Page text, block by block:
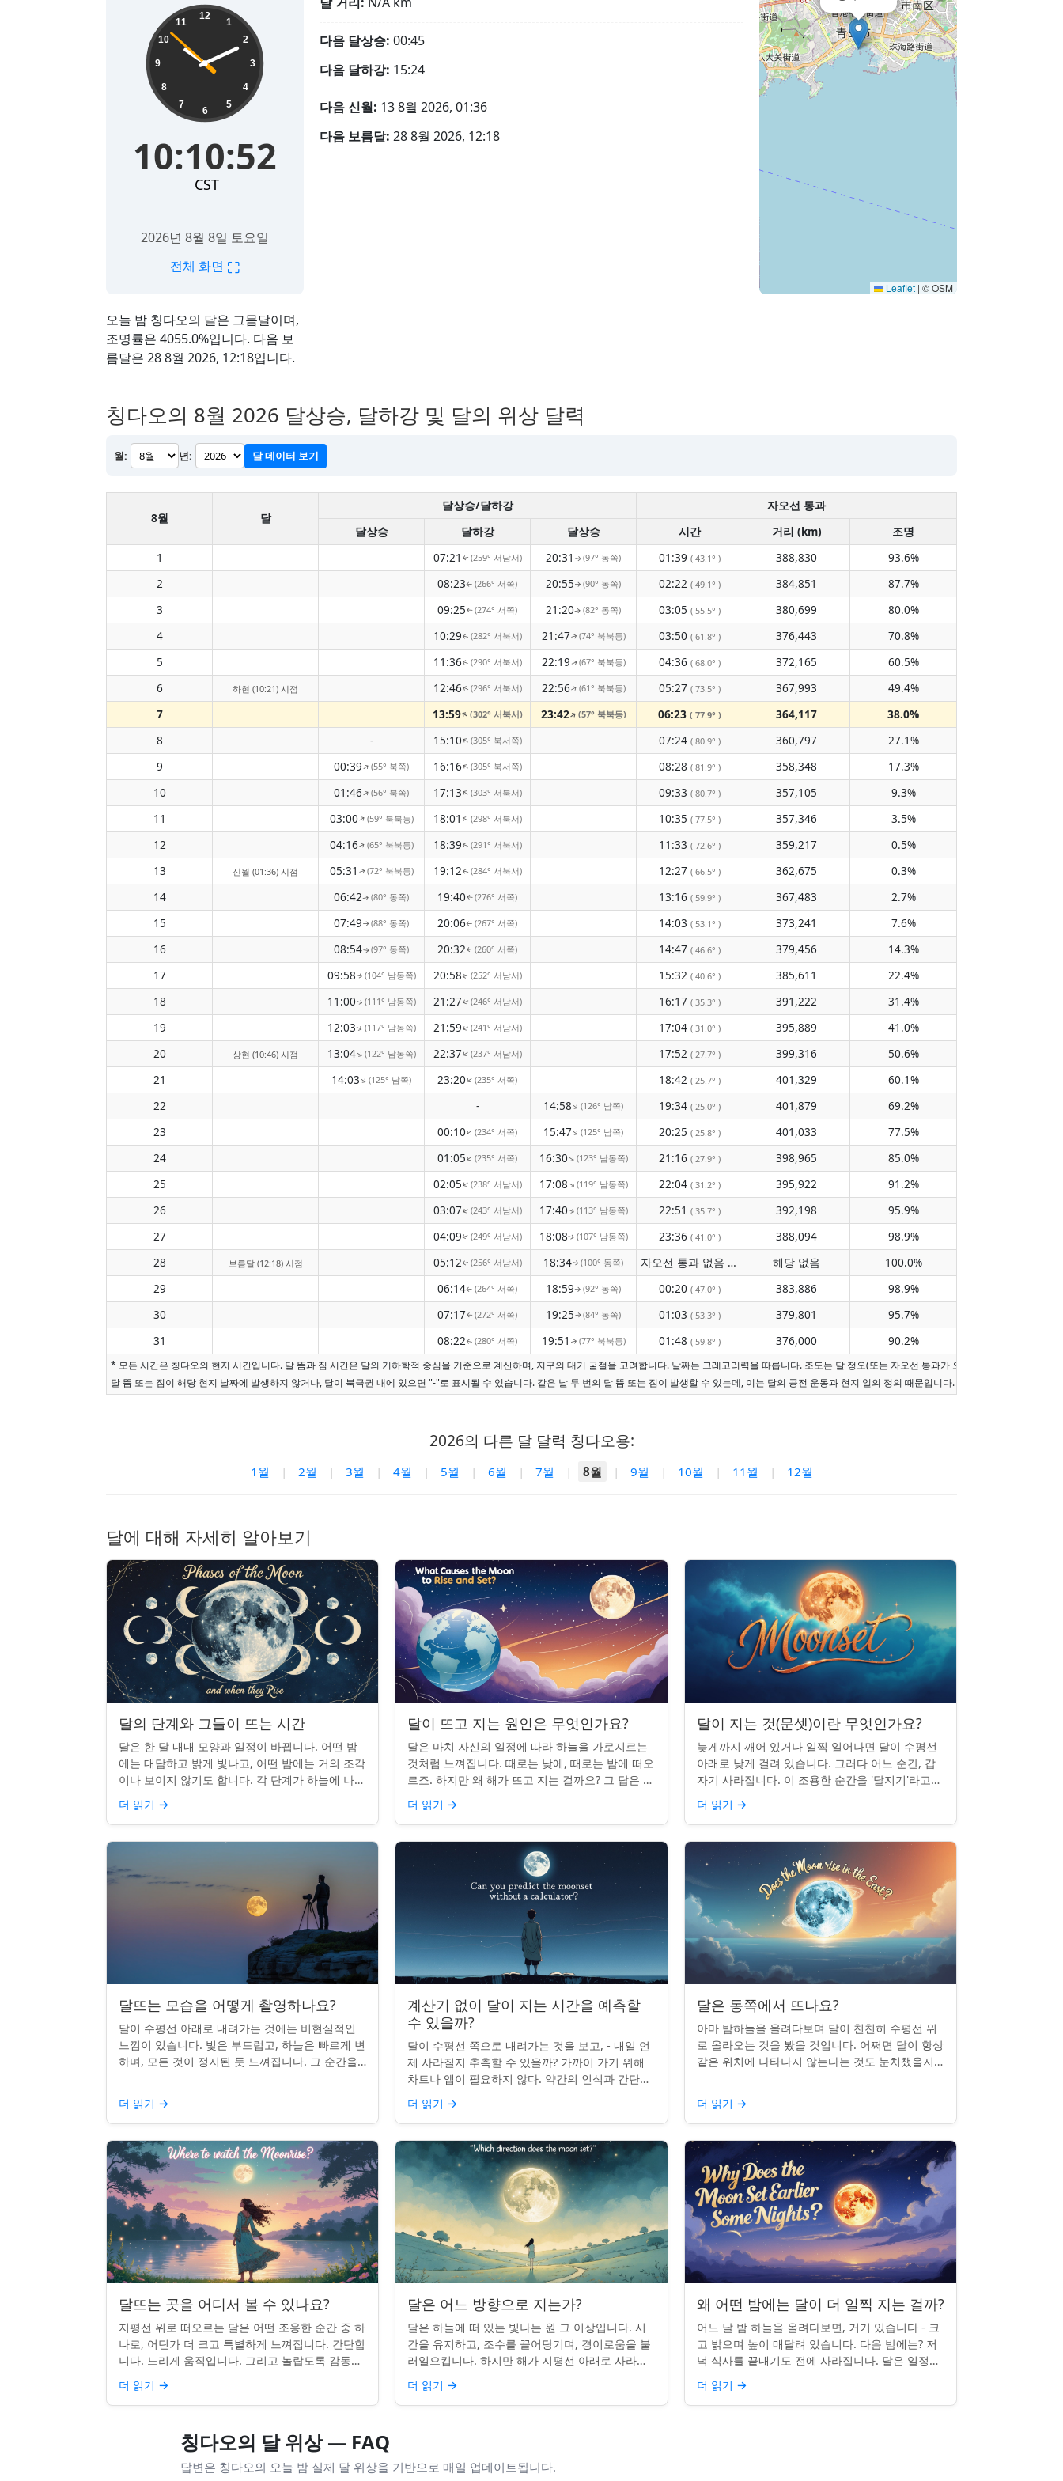
오늘 밤 칭다오의 달은 그믐달이며,
조명률은 4055.0%입니다. 다음 보
름달은 28 8월 2026, 12:18입니다.
10:10:54 12
1
2
3
4
5
6
7
8
9
10
11
10:10:54
CST
2026년 8월 8일 토요일
전체 화면 ⛶
다음 달상승: 00:45
다음 달하강: 15:24
다음 신월: 13 8월 2026, 01:36
다음 보름달: 28 8월 2026, 12:18
Leaflet | © OSM
칭다오의 8월 2026 달상승, 달하강 및 달의 위상 달력
월: 년: 달 데이터 보기
8월 달
달상승/달하강
자오선 통과
달상승
달하강 달상승 시간 거리 (km)
조명
1
07:21 ↑(259° 서남서) 20:31 ↑(97° 동쪽) 01:39 ( 43.1° ) 388,830
93.6%
2
08:23↑(266° 서쪽) 20:55↑ (90° 동쪽) 02:22 ( 49.1° ) 384,851
87.7%
3
09:25↑(274° 서쪽) 21:20↑(82° 동쪽) 03:05 ( 55.5° ) 380,699
80.0%
4
10:29↑(282° 서북서) 21:47↑(74° 북북동) 03:50 ( 61.8° ) 376,443
70.8%
5
11:36↑(290° 서북서) 22:19↑(67° 북북동) 04:36 ( 68.0° ) 372,165
60.5%
6
하현 (10:21) 시점 12:46↑(296° 서북서) 22:56↑(61° 북북동) 05:27 ( 73.5° ) 367,993
49.4%
7
13:59↑(302° 서북서) 23:42↑(57° 북북동) 06:23 ( 77.9° ) 364,117
38.0%
8
- 15:10↑(305° 북서쪽) 07:24 ( 80.9° ) 360,797
27.1%
9
00:39↑(55° 북쪽) 16:16↑(305° 북서쪽) 08:28 ( 81.9° ) 358,348
17.3%
10
01:46↑(56° 북쪽) 17:13↑(303° 서북서) 09:33 ( 80.7° ) 357,105
9.3%
11
03:00↑(59° 북북동) 18:01 ↑(298° 서북서) 10:35 ( 77.5° ) 357,346
3.5%
12
04:16↑(65° 북북동) 18:39↑(291° 서북서) 11:33 ( 72.6° ) 359,217
0.5%
13
신월 (01:36) 시점 05:31 ↑(72° 북북동) 19:12↑(284° 서북서) 12:27 ( 66.5° ) 362,675
0.3%
14
06:42↑(80° 동쪽) 19:40↑(276° 서쪽) 13:16 ( 59.9° ) 367,483
2.7%
15
07:49↑(88° 동쪽) 20:06↑(267° 서쪽) 14:03 ( 53.1° ) 373,241
7.6%
16
08:54↑(97° 동쪽) 20:32↑(260° 서쪽) 14:47 ( 46.6° ) 379,456
14.3%
17
09:58↑(104° 남동쪽) 20:58↑(252° 서남서) 15:32 ( 40.6° ) 385,611
22.4%
18
11:00↑(111° 남동쪽) 21:27↑(246° 서남서) 16:17 ( 35.3° ) 391,222
31.4%
19
12:03↑(117° 남동쪽) 21:59↑(241° 서남서) 17:04 ( 31.0° ) 395,889
41.0%
20
상현 (10:46) 시점 13:04↑(122° 남동쪽) 22:37↑(237° 서남서) 17:52 ( 27.7° ) 399,316
50.6%
21
14:03↑(125° 남쪽) 23:20↑(235° 서쪽) 18:42 ( 25.7° ) 401,329
60.1%
22
- 14:58↑(126° 남쪽) 19:34 ( 25.0° ) 401,879
69.2%
23
00:10↑(234° 서쪽) 15:47↑(125° 남쪽) 20:25 ( 25.8° ) 401,033
77.5%
24
01:05↑(235° 서쪽) 16:30↑(123° 남동쪽) 21:16 ( 27.9° ) 398,965
85.0%
25
02:05↑(238° 서남서) 17:08↑(119° 남동쪽) 22:04 ( 31.2° ) 395,922
91.2%
26
03:07↑(243° 서남서) 17:40↑(113° 남동쪽) 22:51 ( 35.7° ) 392,198
95.9%
27
04:09↑(249° 서남서) 18:08↑(107° 남동쪽) 23:36 ( 41.0° ) 388,094
98.9%
28
보름달 (12:18) 시점 05:12↑(256° 서남서) 18:34↑(100° 동쪽) 자오선 통과 없음
( 해당 없음 )해당 없음
100.0%
29
06:14↑(264° 서쪽) 18:59↑(92° 동쪽) 00:20 ( 47.0° ) 383,886
98.9%
30
07:17↑(272° 서쪽) 19:25↑(84° 동쪽) 01:03 ( 53.3° ) 379,801
95.7%
31
08:22↑(280° 서쪽) 19:51 ↑(77° 북북동) 01:48 ( 59.8° ) 376,000 90.2%
* 모든 시간은 칭다오의 현지 시간입니다. 달 뜸과 짐 시간은 달의 기하학적 중심을 기준으로 계산하며, 지구의 대기 굴절을 고려합니다. 날짜는 그레고리력을 따릅니다. 조도는 달 정오(또는 자오선 통과가 오늘이 아니면 현지 정오)
달 뜸 또는 짐이 해당 현지 날짜에 발생하지 않거나, 달이 북극권 내에 있으면 "-"로 표시될 수 있습니다. 같은 날 두 번의 달 뜸 또는 짐이 발생할 수 있는데, 이는 달의 공전 운동과 현지 일의 정의 때문입니다.
2026의 다른 달 달력 칭다오용:
1월 | 2월 | 3월 | 4월 | 5월 | 6월 | 7월 | 8월 | 9월 | 10월 | 11월 | 12월
달에 대해 자세히 알아보기
달의 단계와 그들이 뜨는 시간
달은 한 달 내내 모양과 일정이 바뀝니다. 어떤 밤
에는 대담하고 밝게 빛나고, 어떤 밤에는 거의 조각
이나 보이지 않기도 합니다. 각 단계가 하늘에 나타
나는 시기를 궁금해한 적이 있다면, 혼자가 아닙니
다. 사실 그 타...
더 읽기 →
달이 뜨고 지는 원인은 무엇인가요?
달은 마치 자신의 일정에 따라 하늘을 가로지르는
것처럼 느껴집니다. 때로는 낮에, 때로는 밤에 떠오
르죠. 하지만 왜 해가 뜨고 지는 걸까요? 그 답은 단
순히 달에 관한 것이 아니라 우리에 관한 것입니다.
핵심 통찰:...
더 읽기 →
달이 지는 것(문셋)이란 무엇인가요?
늦게까지 깨어 있거나 일찍 일어나면 달이 수평선
아래로 낮게 걸려 있습니다. 그러다 어느 순간, 갑
자기 사라집니다. 이 조용한 순간을 '달지기'라고
부릅니다. 매일 일어나지만 대부분의 사람들은 놓
치곤 합니다. 핵심 ...
더 읽기 →
달뜨는 모습을 어떻게 촬영하나요?
달이 수평선 아래로 내려가는 것에는 비현실적인
느낌이 있습니다. 빛은 부드럽고, 하늘은 빠르게 변
하며, 모든 것이 정지된 듯 느껴집니다. 그 순간을
더 읽기 →
계산기 없이 달이 지는 시간을 예측할
수 있을까?
달이 수평선 쪽으로 내려가는 것을 보고, - 내일 언
제 사라질지 추측할 수 있을까? 가까이 가기 위해
차트나 앱이 필요하지 않다. 약간의 인식과 간단한
요령만 있으면 된다. 주요 통찰력: 오늘의 달 뜨는
시간을 알고...
더 읽기 →
달은 동쪽에서 뜨나요?
아마 밤하늘을 올려다보며 달이 천천히 수평선 위
로 올라오는 것을 봤을 것입니다. 어쩌면 달이 항상
같은 위치에 나타나지 않는다는 것도 눈치챘을지
더 읽기 →
달뜨는 곳을 어디서 볼 수 있나요?
지평선 위로 떠오르는 달은 어떤 조용한 순간 중 하
나로, 어딘가 더 크고 특별하게 느껴집니다. 간단합
니다. 느리게 움직입니다. 그리고 놀랍도록 감동적
입니다. 하지만 어디를 봐야 할지 모르면 잡기 쉽지
않을 수 있습니...
더 읽기 →
달은 어느 방향으로 지는가?
달은 하늘에 떠 있는 빛나는 원 그 이상입니다. 시
간을 유지하고, 조수를 끌어당기며, 경이로움을 불
러일으킵니다. 하지만 해가 지평선 아래로 사라질
때, 당신은 한 번쯤 멈춰서 물어본 적이 있나요: 그
곳은 어디일까? ...
더 읽기 →
왜 어떤 밤에는 달이 더 일찍 지는 걸까?
어느 날 밤 하늘을 올려다보면, 거기 있습니다 - 크
고 밝으며 높이 매달려 있습니다. 다음 밤에는? 저
녁 식사를 끝내기도 전에 사라집니다. 달은 일정한
취침 시간을 지키지 않으며, 그럴 만한 좋은 이유가
있습니다. ...
더 읽기 →
칭다오의 달 위상 — FAQ
답변은 칭다오의 오늘 밤 실제 달 위상을 기반으로 매일 업데이트됩니다.